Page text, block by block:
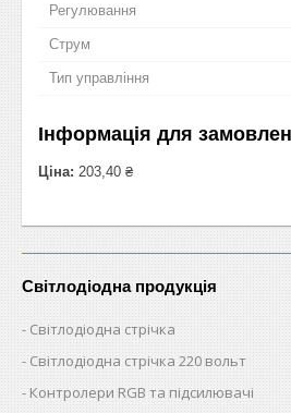
Регулювання
Струм
Тип управління
Інформація для
Ціна: 203,40 ₴
Світлодіодна продукція
Світлодіодна стрічка
Світлодіодна стрічка 220 вольт
Контролери RGB та підсилювачі